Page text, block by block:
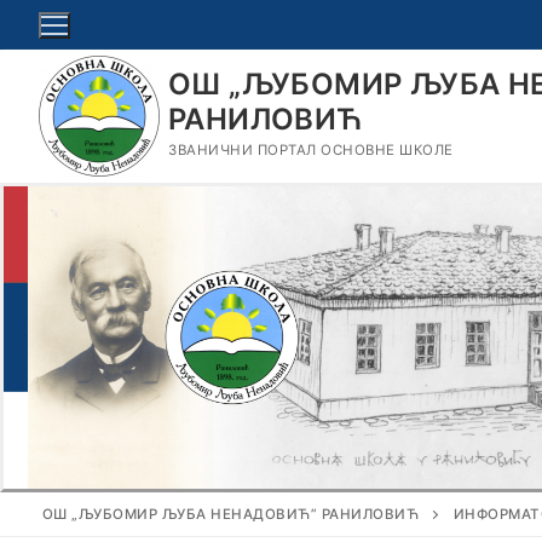
Прескочи
до
садржаја
ОШ „ЉУБОМИР ЉУБА
РАНИЛОВИЋ
ЗВАНИЧНИ ПОРТАЛ ОСНОВНЕ ШКОЛЕ
ОШ „ЉУБОМИР ЉУБА НЕНАДОВИЋ” РАНИЛОВИЋ